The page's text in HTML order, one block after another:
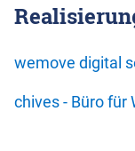
wemove digital
chives - Büro für